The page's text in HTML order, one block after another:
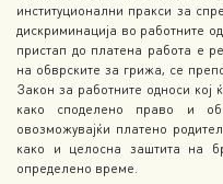
институционални пракси за
дискриминација во работните
пристап до платена работа е
на обврските за грижа, се
Закон за работните односи кој
како споделено право и
овозможувајќи платено
како и целосна заштита на
определено време.